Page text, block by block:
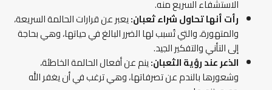
الاستشفاء السريع منه.
رأت أنها تحاول شراء ثعبان:يعبر عن قرارات الحالمة السريعة،
والمتهورة، والتي تُسبب لها الضرر البالغ في حياتها، وهي بحاجة
إلى التأني والتفكير الجيد.
الذعر عند رؤية الثعبان:ينم عن أفعال الحالمة الخاطئة،
وشعورها بالندم عن تصرفاتها، وهي ترغب في أن يغفر الله